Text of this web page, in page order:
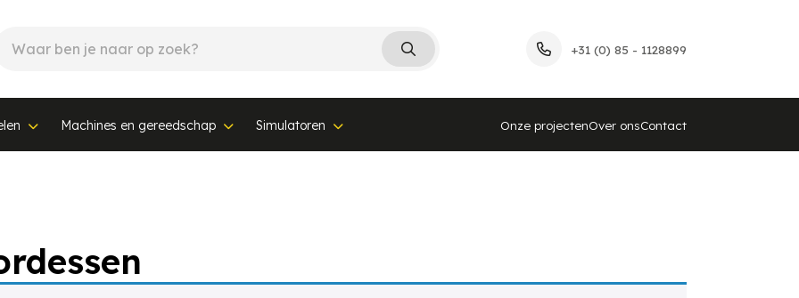
+31 (0) 85 - 1128899
Machines en gereedschap Simulatoren Onze projectenOver onsContact